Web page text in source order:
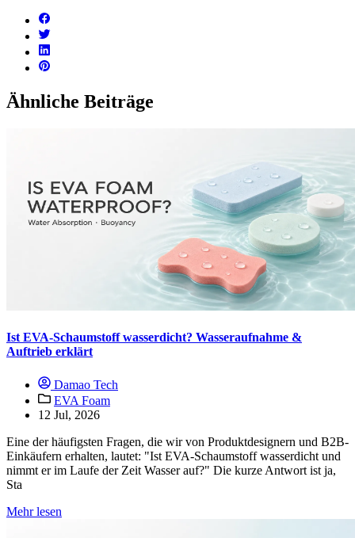
Ähnliche Beiträge
Ist EVA-Schaumstoff wasserdicht? Wasseraufnahme &
Auftrieb erklärt
Damao Tech
EVA Foam
12 Jul, 2026
Eine der häufigsten Fragen, die wir von Produktdesignern und B2B-
Einkäufern erhalten, lautet: "Ist EVA-Schaumstoff wasserdicht und
nimmt er im Laufe der Zeit Wasser auf?" Die kurze Antwort ist ja,
Sta
Mehr lesen